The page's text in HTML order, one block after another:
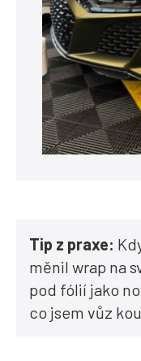
Tip z praxe:
měnil wrap na
pod fólií jako
co jsem vůz